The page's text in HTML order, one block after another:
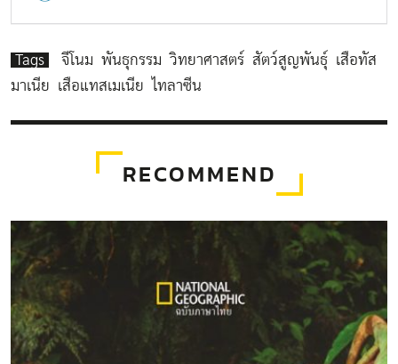
Tags จีโนม พันธุกรรม วิทยาศาสตร์ สัตว์สูญพันธุ์ เสือทัส
มาเนีย
เสือแทสเมเนีย ไทลาซีน
RECOMMEND